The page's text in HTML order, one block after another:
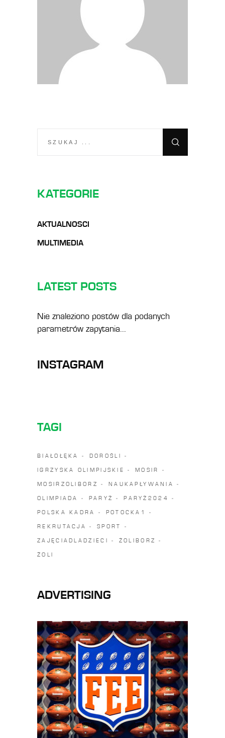
KATEGORIE
AKTUALNOSCI
MULTIMEDIA
LATEST POSTS
Nie znaleziono postów dla podanych
parametrów zapytania...
INSTAGRAM
TAGI
BIAŁOŁĘKA DOROŚLI
IGRZYSKA OLIMPIJSKIE MOSIR
MOSIRZOLIBORZ NAUKAPŁYWANIA
OLIMPIADA PARYŻ PARYŻ2024
POLSKA KADRA POTOCKA1
REKRUTACJA SPORT
ZAJĘCIADLADZIECI ŻOLIBORZ
ŻOLI
ADVERTISING